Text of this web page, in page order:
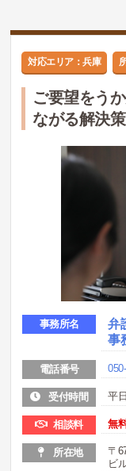
対応エリア：兵庫
ご要望をう
ながる解決
事務所名
弁
事
電話番号
受付時間 平
相談料 無
所在地
〒
ビ